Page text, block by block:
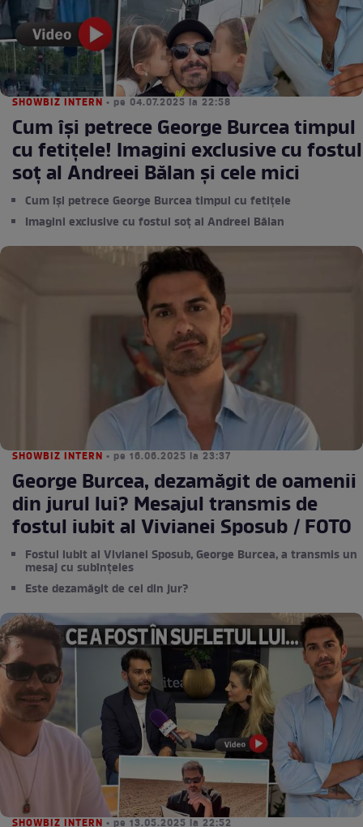
SHOWBIZ INTERN • pe 04.07.2025 la 22:58
Cum își petrece George Burcea timpul
cu fetițele! Imagini exclusive cu fostul
soț al Andreei Bălan și cele mici
Cum își petrece George Burcea timpul cu fetițele
Imagini exclusive cu fostul soț al Andreei Bălan
SHOWBIZ INTERN • pe 16.06.2025 la 23:37
George Burcea, dezamăgit de oamenii
din jurul lui? Mesajul transmis de
fostul iubit al Vivianei Sposub / FOTO
Fostul iubit al Vivianei Sposub, George Burcea, a transmis un
mesaj cu subînțeles
Este dezamăgit de cei din jur?
SHOWBIZ INTERN • pe 13.05.2025 la 22:52